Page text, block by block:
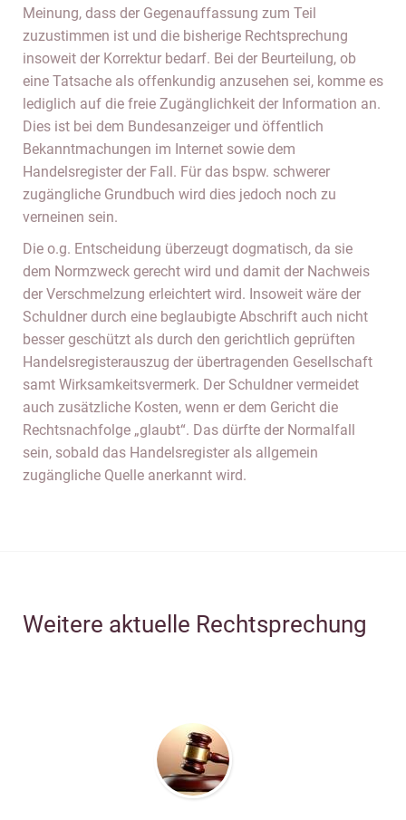
Meinung, dass der Gegenauffassung zum Teil
zuzustimmen ist und die bisherige Rechtsprechung
insoweit der Korrektur bedarf. Bei der Beurteilung, ob
eine Tatsache als offenkundig anzusehen sei, komme es
lediglich auf die freie Zugänglichkeit der Information an.
Dies ist bei dem Bundesanzeiger und öffentlich
Bekanntmachungen im Internet sowie dem
Handelsregister der Fall. Für das bspw. schwerer
zugängliche Grundbuch wird dies jedoch noch zu
verneinen sein.
Die o.g. Entscheidung überzeugt dogmatisch, da sie
dem Normzweck gerecht wird und damit der Nachweis
der Verschmelzung erleichtert wird. Insoweit wäre der
Schuldner durch eine beglaubigte Abschrift auch nicht
besser geschützt als durch den gerichtlich geprüften
Handelsregisterauszug der übertragenden Gesellschaft
samt Wirksamkeitsvermerk. Der Schuldner vermeidet
auch zusätzliche Kosten, wenn er dem Gericht die
Rechtsnachfolge „glaubt“. Das dürfte der Normalfall
sein, sobald das Handelsregister als allgemein
zugängliche Quelle anerkannt wird.
Weitere aktuelle Rechtsprechung